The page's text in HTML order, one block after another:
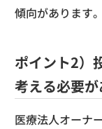
傾向があります。
ポイント2）
考える必要が
医療法人オーナ